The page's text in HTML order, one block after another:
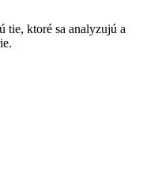
tie, ktoré sa analyzujú a